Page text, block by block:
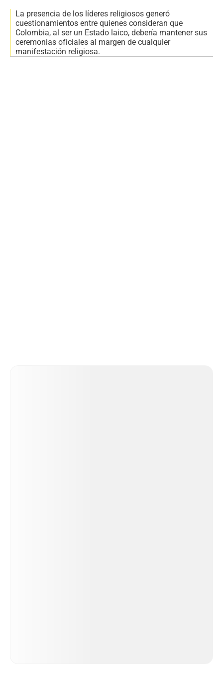
La presencia de los líderes religiosos generó
cuestionamientos entre quienes consideran que
Colombia, al ser un Estado laico, debería mantener sus
ceremonias oficiales al margen de cualquier
manifestación religiosa.